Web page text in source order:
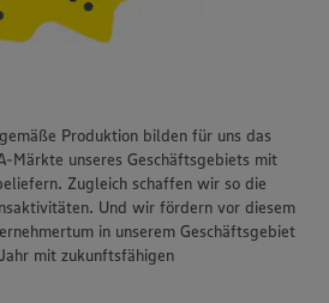
Produktion bilden für uns das
Märkte unseres Geschäftsgebiets mit
Zugleich schaffen wir so die
Und wir fördern vor diesem
in unserem Geschäftsgebiet
mit zukunftsfähigen